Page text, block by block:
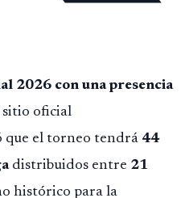
2026 con una presencia
sitio oficial
que el torneo tendrá 44
distribuidos entre 21
histórico para la